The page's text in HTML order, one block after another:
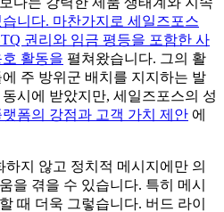
니다. 마찬가지로 세일즈포스
권리와 임금 평등을 포함한 사
활동을 펼쳐왔습니다. 그의 활
주 방위군 배치를 지지하는 발
시에 받았지만, 세일즈포스의 성
랫폼의 강점과 고객 가치 제안 에
지 않고 정치적 메시지에만 의
을 겪을 수 있습니다. 특히 메시
때 더욱 그렇습니다. 버드 라이